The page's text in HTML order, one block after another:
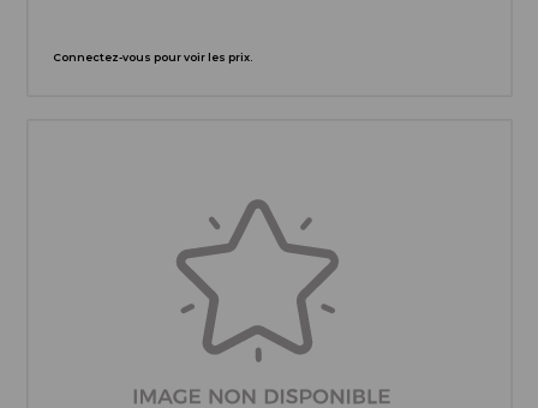
Connectez-vous pour voir les prix.